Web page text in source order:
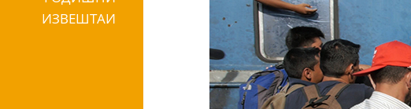
ИЗВЕШТАИ